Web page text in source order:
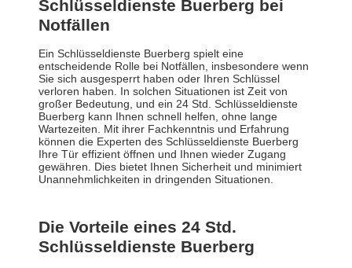
Schlüsseldienste Buerberg bei
Notfällen
Ein Schlüsseldienste Buerberg spielt eine
entscheidende Rolle bei Notfällen, insbesondere wenn
Sie sich ausgesperrt haben oder Ihren Schlüssel
verloren haben. In solchen Situationen ist Zeit von
großer Bedeutung, und ein 24 Std. Schlüsseldienste
Buerberg kann Ihnen schnell helfen, ohne lange
Wartezeiten. Mit ihrer Fachkenntnis und Erfahrung
können die Experten des Schlüsseldienste Buerberg
Ihre Tür effizient öffnen und Ihnen wieder Zugang
gewähren. Dies bietet Ihnen Sicherheit und minimiert
Unannehmlichkeiten in dringenden Situationen.
Die Vorteile eines 24 Std.
Schlüsseldienste Buerberg